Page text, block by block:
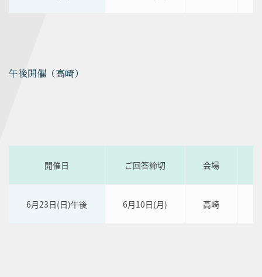
午後開催（高崎）
開催日 ご回答締切 会場
6月23日(日)午後 6月10日(月) 高崎